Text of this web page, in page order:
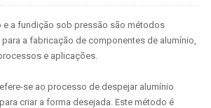
e a fundição sob pressão são métodos
a fabricação de componentes de alumínio,
e aplicações.
se ao processo de despejar alumínio
criar a forma desejada. Este método é